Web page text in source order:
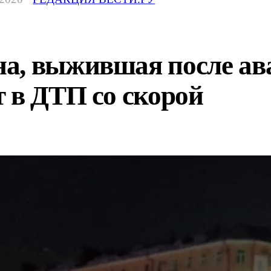
выжившая после
в ДТП со скорой